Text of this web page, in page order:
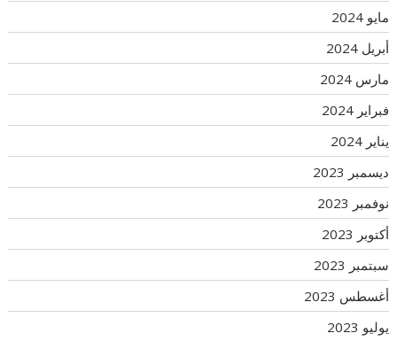
مايو 2024
أبريل 2024
مارس 2024
فبراير 2024
يناير 2024
ديسمبر 2023
نوفمبر 2023
أكتوبر 2023
سبتمبر 2023
أغسطس 2023
يوليو 2023